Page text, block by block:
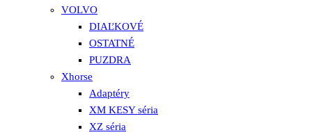
VOLVO
DIAĽKOVÉ
OSTATNÉ
PUZDRA
Xhorse
Adaptéry
XM KESY séria
XZ séria